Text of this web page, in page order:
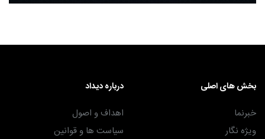
بخش های اصلی
خبرنما
ویژه نگار
درباره دیداد
اهداف و اصول
سیاست ها و قوانین